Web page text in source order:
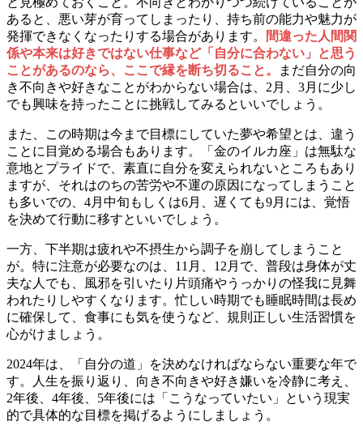
あると、悪い芽が育ってしまったり、持ち前の能力や魅力が
発揮できなくなったりする場合があります。
間違った人間関
係や本来は好きではない仕事など「自分に合わない」と思う
ことがあるのなら、ここで縁を断ち切ること。
まだ自分の向
き不向きや好きなことがわからない場合は、2月、3月に少し
でも興味を持ったことに挑戦してみるといいでしょう。
また、この時期は今まで目標にしていた夢や希望とは、違う
ことに目覚める場合もあります。「金のイルカ座」は無駄な
意地とプライドで、素直に自分を変えられないところもあり
ますが、それはのちの苦労や不運の原因になってしまうこと
も多いでの、4月中旬もしくは6月、遅くても9月には、覚悟
を決めて行動に移すといいでしょう。
一方、下半期は疲れや不摂生から調子を崩してしまうこと
が。特に注意が必要なのは、11月、12月で、普段は身体が丈
夫な人でも、風邪を引いたり片頭痛やうっかりの怪我に見舞
われたりしやすくなります。忙しい時期でも睡眠時間は長め
に確保して、食事にも気を使うなど、規則正しい生活習慣を
心がけましょう。
2024年は、「自分の道」を決めなければならない重要な年で
す。人生を振り返り、向き不向きや好き嫌いを冷静に考え、
2年後、4年後、5年後には「こうなっていたい」という現実
的で具体的な目標を掲げるようにしましょう。